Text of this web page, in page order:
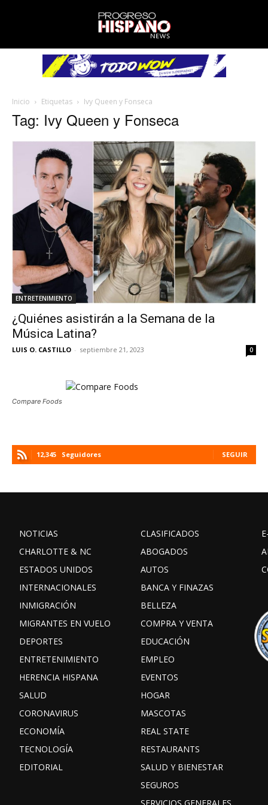
Inicio Etiquetas Ivy Queen y Fonseca
Tag: Ivy Queen y Fonseca
ENTRETENIMIENTO
¿Quiénes asistirán a la Semana de la
Música Latina?
LUIS O. CASTILLO - septiembre 21, 2023 0
Compare Foods
12,345 Seguidores SEGUIR
NOTICIAS
CHARLOTTE & NC
ESTADOS UNIDOS
INTERNACIONALES
INMIGRACIÓN
MIGRANTES EN VUELO
DEPORTES
ENTRETENIMIENTO
HERENCIA HISPANA
SALUD
CORONAVIRUS
ECONOMÍA
TECNOLOGÍA
EDITORIAL
CLASIFICADOS
ABOGADOS
AUTOS
BANCA Y FINAZAS
BELLEZA
COMPRA Y VENTA
EDUCACIÓN
EMPLEO
EVENTOS
HOGAR
MASCOTAS
REAL STATE
RESTAURANTS
SALUD Y BIENESTAR
SEGUROS